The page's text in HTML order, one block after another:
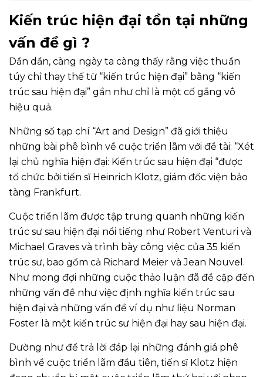
Kiến trúc hiện đại tồn tại những
vấn đề gì ?
Dần dần, càng ngày ta càng thấy rằng việc thuần
túy chỉ thay thế từ “kiến trúc hiện đại” bằng “kiến
trúc sau hiện đại” gần như chỉ là một cố gắng vô
hiệu quả.
Những số tạp chí “Art and Design” đã giới thiệu
những bài phê bình về cuộc triển lãm với đề tài: “Xét
lại chủ nghĩa hiện đại: Kiến trúc sau hiện đại “được
tổ chức bởi tiến sĩ Heinrich Klotz, giám đốc viện bảo
tàng Frankfurt.
Cuộc triển lãm được tập trung quanh những kiến
trúc sư sau hiện đại nổi tiếng như Robert Venturi và
Michael Graves và trình bày công việc của 35 kiến
trúc sư, bao gồm cả Richard Meier và Jean Nouvel.
Như mong đợi những cuộc thảo luận đã đề cập đến
những vấn đề như việc định nghĩa kiến trúc sau
hiện đại và những vấn đề ví dụ như liệu Norman
Foster là một kiến trúc sư hiện đại hay sau hiện đại.
Dường như để trả lời đáp lại những đánh giá phê
bình về cuộc triển lãm đầu tiên, tiến sĩ Klotz hiện